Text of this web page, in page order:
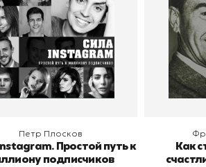
В корзину
Петр Плосков
Простой путь к
подписчиков
В
Как